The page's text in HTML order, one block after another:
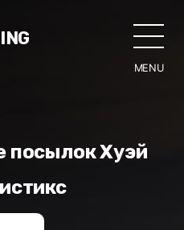
MENU
посылок Хуэй